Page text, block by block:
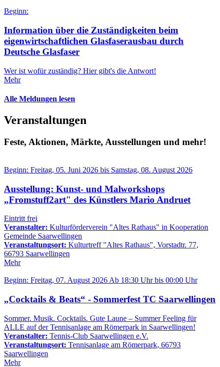
Beginn:
Information über die Zuständigkeiten beim
eigenwirtschaftlichen Glasfaserausbau durch
Deutsche Glasfaser
Wer ist wofür zuständig? Hier gibt's die Antwort!
Mehr
Alle Meldungen lesen
Veranstaltungen
Feste, Aktionen, Märkte, Ausstellungen und mehr!
Beginn: Freitag, 05. Juni 2026 bis Samstag, 08. August 2026
Ausstellung: Kunst- und Malworkshops
„Fromstuff2art" des Künstlers Mario Andruet
Eintritt frei
Veranstalter: Kulturförderverein "Altes Rathaus" in Kooperation
Gemeinde Saarwellingen
Veranstaltungsort: Kulturtreff "Altes Rathaus", Vorstadtr. 77,
66793 Saarwellingen
Mehr
Beginn: Freitag, 07. August 2026 Ab 18:30 Uhrbis 00:00 Uhr
„Cocktails & Beats“ - Sommerfest TC Saarwellingen
Sommer. Musik. Cocktails. Gute Laune – Summer Feeling für
ALLE auf der Tennisanlage am Römerpark in Saarwellingen!
Veranstalter: Tennis-Club Saarwellingen e.V.
Veranstaltungsort: Tennisanlage am Römerpark, 66793
Saarwellingen
Mehr